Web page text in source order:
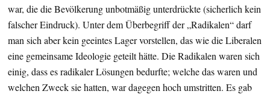
war, die die Bevölkerung unbotmäßig unterdrückte (sicherlich kein
falscher Eindruck). Unter dem Überbegriff der „Radikalen“ darf
man sich aber kein geeintes Lager vorstellen, das wie die Liberalen
eine gemeinsame Ideologie geteilt hätte. Die Radikalen waren sich
einig, dass es radikaler Lösungen bedurfte; welche das waren und
welchen Zweck sie hatten, war dagegen hoch umstritten. Es gab